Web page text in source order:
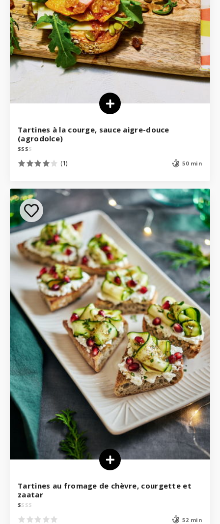
Tartines à la courge, sauce aigre-douce
(agrodolce)
$$$$
(1) 50 min
Tartines au fromage de chèvre, courgette et
zaatar
$$ $$
52 min